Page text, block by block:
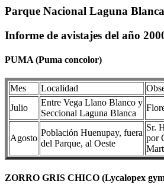
Parque Nacional Laguna Blanca
Informe de avistajes del año
PUMA (Puma concolor)
Mes Localidad
Julio
Entre Vega Llano Blanco y
Seccional Laguna Blanca
Agosto
Población Huenupay, fuera
del Parque, al Oeste
Sr.
por
ZORRO GRIS CHICO (Lycalopex